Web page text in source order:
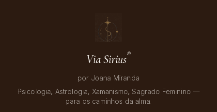
Via Sirius®
por Joana Miranda
Psicologia, Astrologia, Xamanismo, Sagrado Feminino —
para os caminhos da alma.